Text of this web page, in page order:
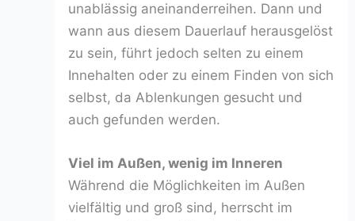
unablässig aneinanderreihen. Dann und
wann aus diesem Dauerlauf herausgelöst
zu sein, führt jedoch selten zu einem
Innehalten oder zu einem Finden von sich
selbst, da Ablenkungen gesucht und
auch gefunden werden.
Viel im Außen, wenig im Inneren
Während die Möglichkeiten im Außen
vielfältig und groß sind, herrscht im